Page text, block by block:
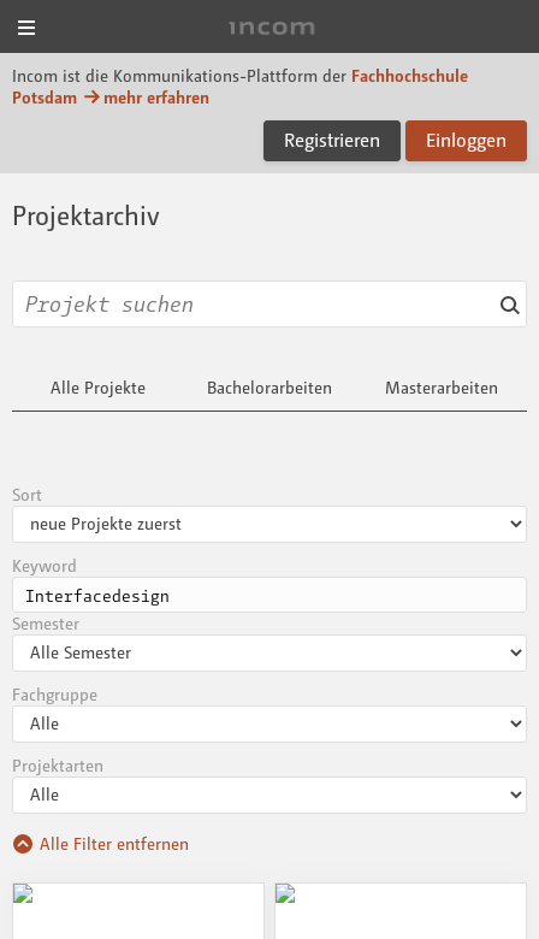
Incom ist die Kommunikations-Plattform der Fachhochschule
Potsdam
mehr erfahren
Registrieren Einloggen
Projektarchiv
Alle Projekte Bachelorarbeiten Masterarbeiten
Sort
Keyword
Semester
Fachgruppe
Projektarten
Alle Filter entfernen